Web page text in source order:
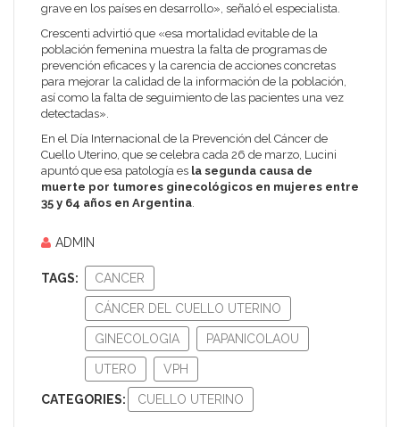
grave en los países en desarrollo», señaló el especialista.
Crescenti advirtió que «esa mortalidad evitable de la
población femenina muestra la falta de programas de
prevención eficaces y la carencia de acciones concretas
para mejorar la calidad de la información de la población,
así como la falta de seguimiento de las pacientes una vez
detectadas».
En el Día Internacional de la Prevención del Cáncer de
Cuello Uterino, que se celebra cada 26 de marzo, Lucini
apuntó que esa patología es la segunda causa de
muerte por tumores ginecológicos en mujeres entre
35 y 64 años en Argentina
ADMIN
TAGS: CANCER
CÁNCER DEL CUELLO UTERINO
GINECOLOGIA PAPANICOLAOU
UTERO VPH
CATEGORIES: CUELLO UTERINO